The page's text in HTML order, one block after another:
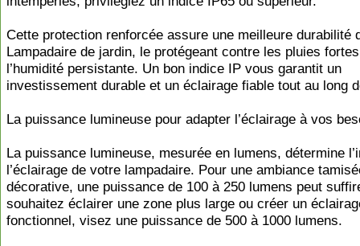
Cette protection renforcée assure une meilleure durabilité
Lampadaire de jardin, le protégeant contre les pluies
l’humidité persistante. Un bon indice IP vous garantit un
investissement durable et un éclairage fiable tout au long
La puissance lumineuse pour adapter l’éclairage à vos
La puissance lumineuse, mesurée en lumens, détermine
l’éclairage de votre lampadaire. Pour une ambiance
décorative, une puissance de 100 à 250 lumens peut
souhaitez éclairer une zone plus large ou créer un
fonctionnel, visez une puissance de 500 à 1000 lumens.